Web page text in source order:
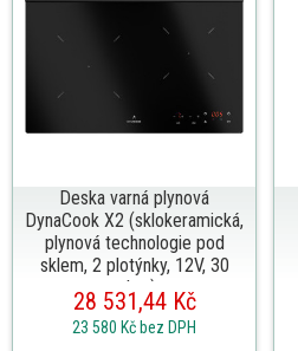
Deska varná plynová
DynaCook X2 (sklokeramická,
plynová technologie pod
sklem, 2 plotýnky, 12V, 30
mbar)
28 531,44 Kč
23 580 Kč bez DPH